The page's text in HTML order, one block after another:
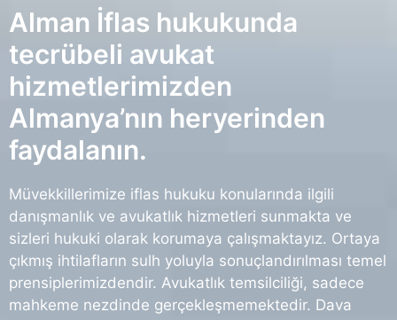
Alman İflas hukukunda
tecrübeli avukat
hizmetlerimizden
Almanya’nın heryerinden
faydalanın.
Müvekkillerimize iflas hukuku konularında ilgili
danışmanlık ve avukatlık hizmetleri sunmakta ve
sizleri hukuki olarak korumaya çalışmaktayız. Ortaya
çıkmış ihtilafların sulh yoluyla sonuçlandırılması temel
prensiplerimizdendir. Avukatlık temsilciliği, sadece
mahkeme nezdinde gerçekleşmemektedir. Dava